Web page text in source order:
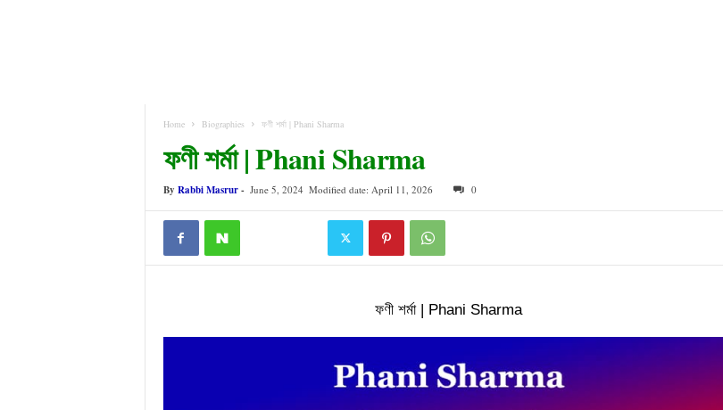
Home Biographies ফণী শৰ্মা | Phani Sharma
ফণী শৰ্মা | Phani Sharma
By Rabbi Masrur- June 5, 2024 Modified date: April 11, 2026 0
ফণী শৰ্মা | Phani Sharma